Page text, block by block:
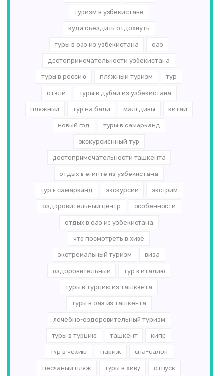
туризм в узбекистане
куда съездить отдохнуть
туры в оаэ из узбекистана оаэ
достопримечательности узбекистана
туры в россию пляжный туризм тур
отели туры в дубай из узбекистана
пляжный тур на бали мальдивы китай
новый год туры в самарканд
экскурсионный тур
достопримечательности ташкента
отдых в египте из узбекистана
тур в самарканд экскурсии экстрим
оздоровительный центр особенности
отдых в оаэ из узбекистана
что посмотреть в хиве
экстремальный туризм виза
оздоровительный тур в италию
туры в турцию из ташкента
туры в оаэ из ташкента
лечебно-оздоровительный туризм
туры в турцию ташкент кипр
тур в чехию париж спа-салон
песчаный пляж туры в хиву отпуск